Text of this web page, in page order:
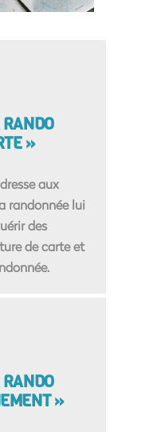
»
aux
randonnée lui
des
de carte et
»